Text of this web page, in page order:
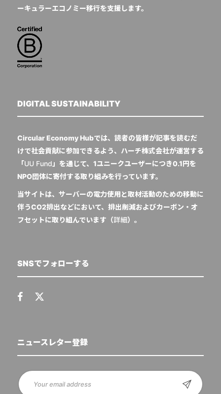
ーキュラーエコノミー移行を支援します。
DIGITAL SUSTAINABILITY
Circular Economy Hubでは、読者の皆様が記事を読むだ
けで社会貢献に参加できるよう、ハーチ株式会社が運営する
「UU Fund 」を通じて、1ユニークユーザーにつき0.1円を
NPO団体に寄付する取り組みを行っています。
当サイトは、サーバーの電力使用と取材活動のための移動に
伴うCO2排出などにおいて、排出削減およびカーボン・オ
フセットに取り組んでいます（詳細）。
SNSでフォローする
ニュースレター登録